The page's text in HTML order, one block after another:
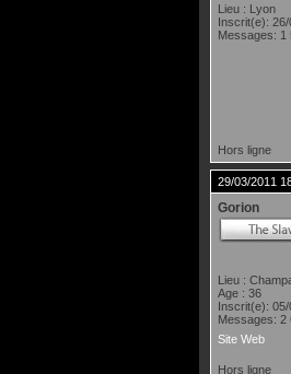
Lieu : Lyon
Inscrit(e): 26/
Messages: 1
Hors ligne
29/03/2011
Gorion
Lieu :
Age : 36
Inscrit(e): 05/
Messages: 2
Site Web
Hors ligne